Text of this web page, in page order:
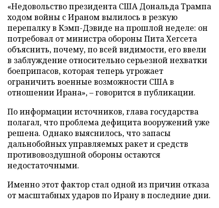
«Недовольство президента США Дональда Трампа
ходом войны с Ираном вылилось в резкую
перепалку в Кэмп-Дэвиде на прошлой неделе: он
потребовал от министра обороны Пита Хегсета
объяснить, почему, по всей видимости, его ввели
в заблуждение относительно серьезной нехватки
боеприпасов, которая теперь угрожает
ограничить военные возможности США в
отношении Ирана», – говорится в публикации.
По информации источников, глава государства
полагал, что проблема дефицита вооружений уже
решена. Однако выяснилось, что запасы
дальнобойных управляемых ракет и средств
противовоздушной обороны остаются
недостаточными.
Именно этот фактор стал одной из причин отказа
от масштабных ударов по Ирану в последние дни.